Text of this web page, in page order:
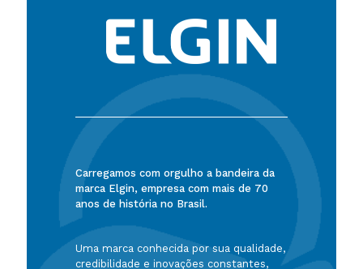
Carregamos com orgulho a bandeira da
marca Elgin, empresa com mais de 70
anos de história no Brasil.
Uma marca conhecida por sua qualidade,
credibilidade e inovações constantes,